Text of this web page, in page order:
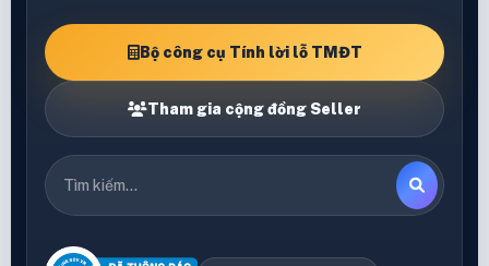
Bộ công cụ Tính lời lỗ TMĐT
Tham gia cộng đồng Seller